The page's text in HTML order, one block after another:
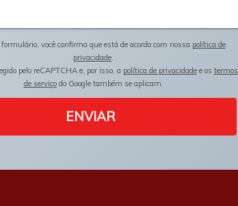
você confirma que está de acordo com nossa política de
privacidade
pelo reCAPTCHA e, por isso, a política de privacidadee os termos
de serviçodo Google também se aplicam.
ENVIAR